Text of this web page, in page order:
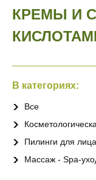
КРЕМЫ И
В категориях:
Все
Пилинги для
Массаж - Spa-